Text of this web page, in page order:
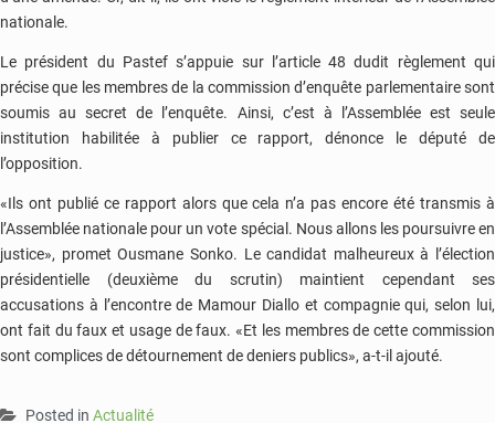
nationale.
Le président du Pastef s’appuie sur l’article 48 dudit règlement qui
précise que les membres de la commission d’enquête parlementaire sont
soumis au secret de l’enquête. Ainsi, c’est à l’Assemblée est seule
institution habilitée à publier ce rapport, dénonce le député de
l’opposition.
«Ils ont publié ce rapport alors que cela n’a pas encore été transmis à
l’Assemblée nationale pour un vote spécial. Nous allons les poursuivre en
justice», promet Ousmane Sonko. Le candidat malheureux à l’élection
présidentielle (deuxième du scrutin) maintient cependant ses
accusations à l’encontre de Mamour Diallo et compagnie qui, selon lui,
ont fait du faux et usage de faux. «Et les membres de cette commission
sont complices de détournement de deniers publics», a-t-il ajouté.
Posted in Actualité